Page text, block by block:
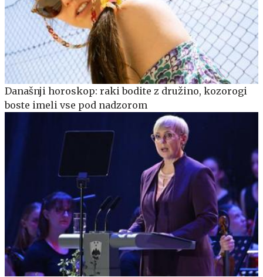
Današnji horoskop: raki bodite z družino, kozorogi
boste imeli vse pod nadzorom